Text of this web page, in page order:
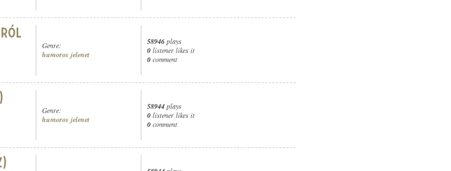
Genre:
humoros jelenet
58946 plays
0 listener likes it
0 comment
Genre:
humoros jelenet
58944 plays
0 listener likes it
0 comment